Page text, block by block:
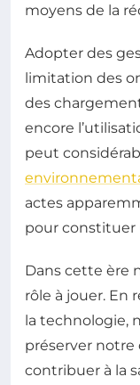
moyens de la
Adopter des
limitation des
des
encore
peut
actes
pour
Dans cette ère
rôle à jouer. En
la technologie,
préserver notre
contribuer à la